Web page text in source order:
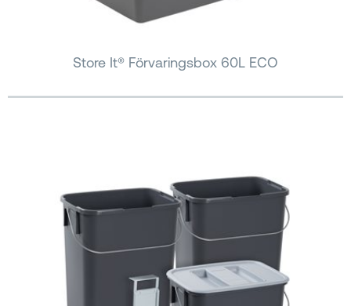
Store It® Förvaringsbox 60L ECO